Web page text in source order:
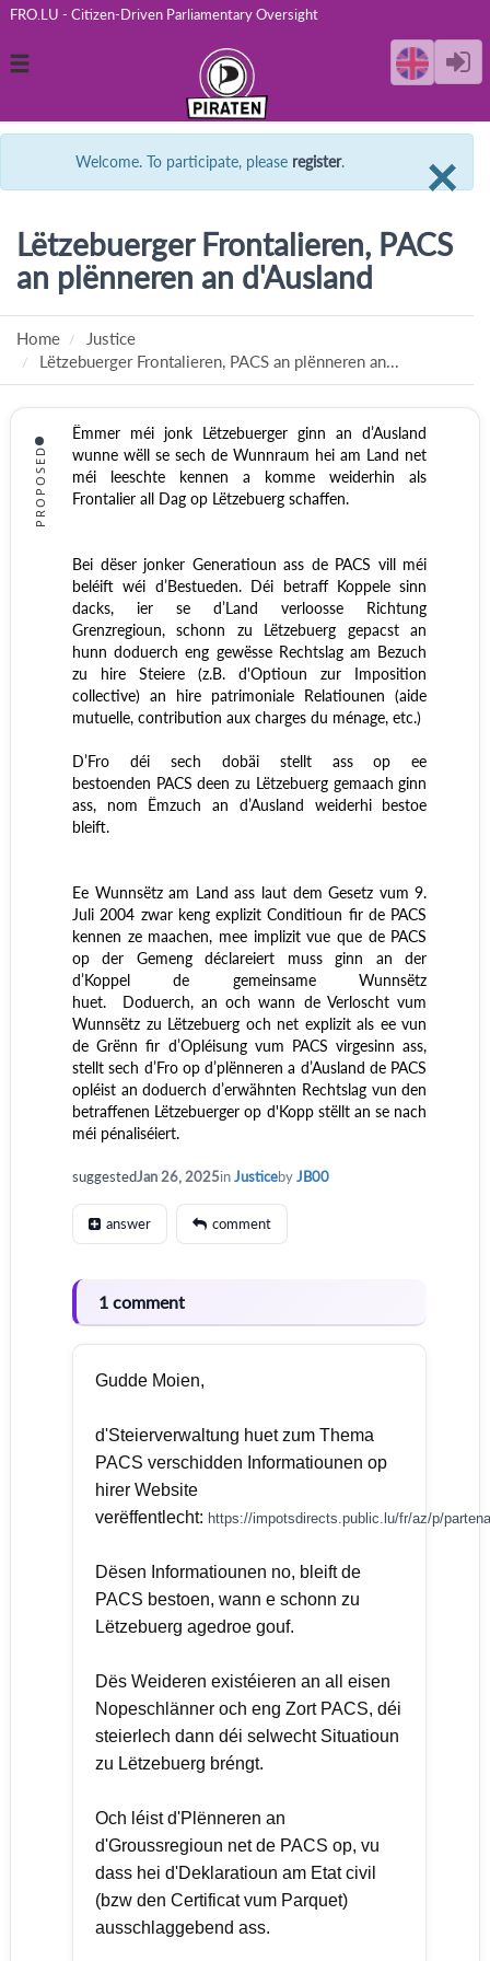
FRO.LU - Citizen-Driven Parliamentary Oversight
Toggle
×
Welcome. To participate, please register.
Lëtzebuerger Frontalieren, PACS
an plënneren an d'Ausland
Home
Justice
Lëtzebuerger Frontalieren, PACS an plënneren an...
PROPOSED
Ëmmer méi jonk Lëtzebuerger ginn an d’Ausland
wunne wëll se sech de Wunnraum hei am Land net
méi leeschte kennen a komme weiderhin als
Frontalier all Dag op Lëtzebuerg schaffen.
Bei dëser jonker Generatioun ass de PACS vill méi
beléift wéi d’Bestueden. Déi betraff Koppele sinn
dacks, ier se d’Land verloosse Richtung
Grenzregioun, schonn zu Lëtzebuerg gepacst an
hunn doduerch eng gewësse Rechtslag am Bezuch
zu hire Steiere (z.B. d'Optioun zur Imposition
collective)an hire patrimoniale Relatiounen (aide
mutuelle, contribution aux charges du ménage, etc.)
D’Fro déi sech dobäi stellt ass opee
bestoenden PACS deen zu Lëtzebuerg gemaach ginn
ass, nom Ëmzuch an d’Ausland weiderhi bestoe
bleift.
Ee Wunnsëtzam Land ass laut dem Gesetz vum 9.
Juli 2004 zwar keng explizit Conditioun fir de PACS
kennen ze maachen, mee implizit vue que de PACS
op der Gemeng déclareiert muss ginn an der
d’Koppel de gemeinsame Wunnsëtz
huet. Doduerch, an och wann de Verloscht vum
Wunnsëtz zu Lëtzebuerg och net explizit als ee vun
de Grënn fir d’Opléisung vum PACS virgesinn ass,
stellt sech d’Fro op d’plënneren a d’Ausland de PACS
opléist an doduerch d’erwähnten Rechtslag vun den
betraffenen Lëtzebuerger op d'Kopp stëllt an se nach
méi pénaliséiert.
suggestedJan 26, 2025inJusticebyJB00
answer comment
1 comment
Gudde Moien,
d'Steierverwaltung huet zum Thema
PACS verschidden Informatiounen op
hirer Website
verëffentlecht: https://impotsdirects.public.lu/fr/az/p/
Dësen Informatiounen no, bleift de
PACS bestoen, wann e schonn zu
Lëtzebuerg agedroe gouf.
Dës Weideren existéieren an all eisen
Nopeschlänner och eng Zort PACS, déi
steierlech dann déi selwecht Situatioun
zu Lëtzebuerg bréngt.
Och léist d'Plënneren an
d'Groussregioun net de PACS op, vu
dass hei d'Deklaratioun am Etat civil
(bzw den Certificat vum Parquet)
ausschlaggebend ass.